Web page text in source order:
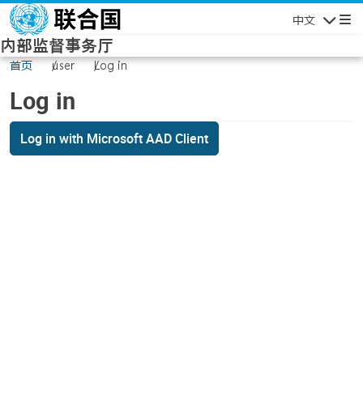
Skip to main content
中文
内部监督事务厅
首页 user Log in
Log in
Log in with Microsoft AAD Client